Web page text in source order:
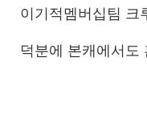
이기적멤버십팀 크
덕분에 본캐에서도